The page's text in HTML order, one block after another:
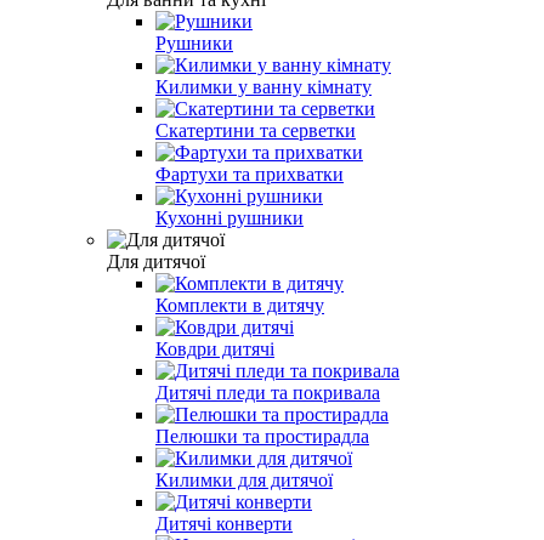
Рушники
Килимки у ванну кімнату
Скатертини та серветки
Фартухи та прихватки
Кухонні рушники
Для дитячої
Комплекти в дитячу
Ковдри дитячі
Дитячі пледи та покривала
Пелюшки та простирадла
Килимки для дитячої
Дитячі конверти